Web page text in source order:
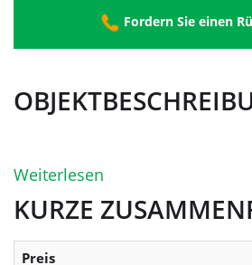
Fordern Sie einen
Weiterlesen
KURZE
Preis